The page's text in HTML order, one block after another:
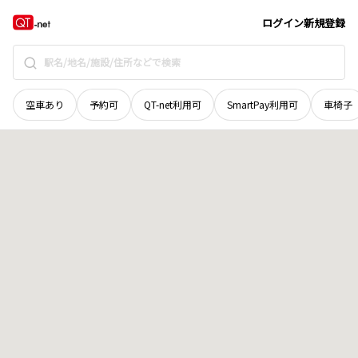
ログイン新規登録
空車あり 予約可 QT-net利用可 SmartPay利用可 車椅子
新潟県